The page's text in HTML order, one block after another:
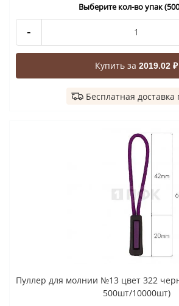
Выберите кол-во упак
-
Купить за 2019.02 ₽
Бесплатная
Пуллер для молнии №13 цвет 322
500шт/10000шт)